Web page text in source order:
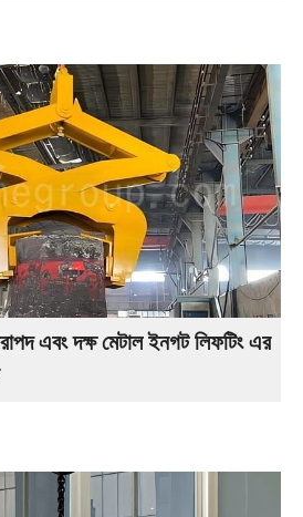
এবং দক্ষ মেটাল ইনগট লিফটিং এর